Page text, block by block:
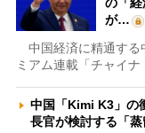
の「
が…
中国経済に精通する
ミアム連載「チャイ
中国「Kimi K3」の
長官が検討する「